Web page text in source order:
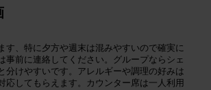
す、特に夕方や週末は混みやすいので確実に
事前に連絡してください。グループならシェ
分けやすいです。アレルギーや調理の好みは
応してもらえます。カウンター席は一人利用